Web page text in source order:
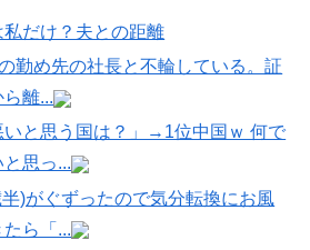
だけ？夫との距離
勤め先の社長と不輪している。証
離...
いと思う国は？」→1位中国ｗ 何で
思っ...
)がぐずったので気分転換にお風
ら「...